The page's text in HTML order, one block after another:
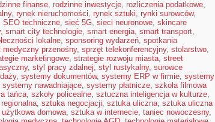
finanse, rodzinne inwestycje, rozliczenia podatkowe,
, rynek nieruchomości, rynek sztuki, rynki surowców,
SEO techniczne, sieć 5G, sieci neuronowe, skincare
, smart city technologie, smart energia, smart transport,
lokalne, sponsoring wydarzeń, spotkania
medyczny przenośny, sprzęt telekonferencyjny, stolarstwo,
marketingowe, strategie rozwoju miasta, street
, styl pracy zdalnej, styl rustykalny, surowce
, systemy dokumentów, systemy ERP w firmie, systemy
systemy nawadniające, systemy płatnicze, szkoła filmowa
tańca, szkoły policealne, sztuczna inteligencja w kulturze,
, sztuka negocjacji, sztuka uliczna, sztuka uliczna
domowa, sztuka w internecie, taniec nowoczesny,